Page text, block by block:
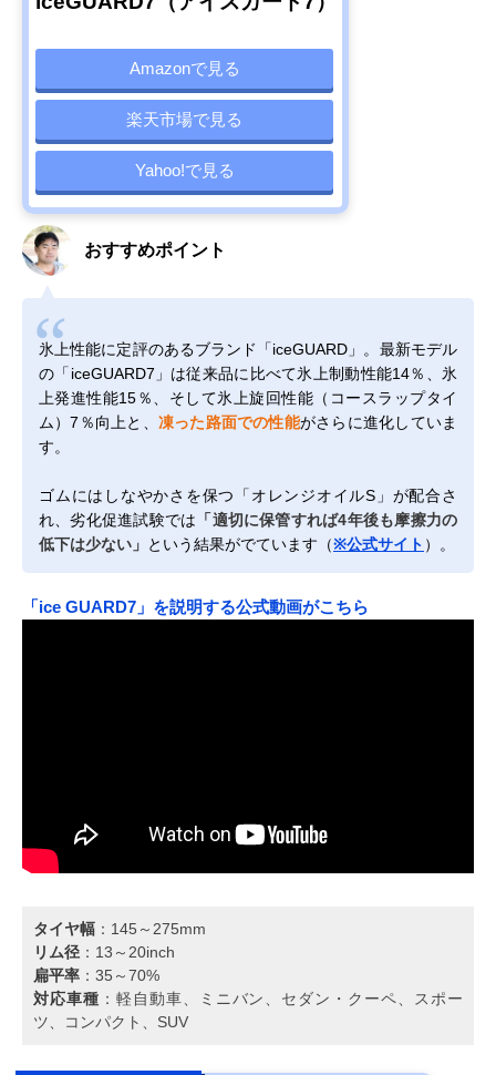
Amazonで見る
楽天市場で見る
Yahoo!で見る
おすすめポイント
氷上性能に定評のあるブランド「iceGUARD」。最新モデル
の「iceGUARD7」は従来品に比べて氷上制動性能14％、氷
上発進性能15％、そして氷上旋回性能（コースラップタイ
ム）7％向上と、 凍った路面での性能がさらに進化していま
す。
ゴムにはしなやかさを保つ「オレンジオイルS」が配合さ
れ、劣化促進試験では 「適切に保管すれば4年後も摩擦力の
低下は少ない」 という結果がでています（※公式サイト ）。
「ice GUARD7」を説明する公式動画がこちら
タイヤ幅 ：145～275mm
リム径 ：13～20inch
扁平率 ：35～70%
対応車種 ：軽自動車、ミニバン、セダン・クーペ、スポー
ツ、コンパクト、SUV